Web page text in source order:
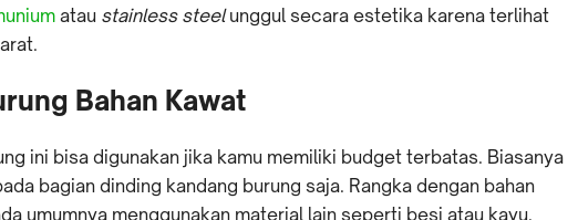
atau stainless steelunggul secara estetika karena terlihat
Bahan Kawat
ini bisa digunakan jika kamu memiliki budget terbatas. Biasanya
bagian dinding kandang burung saja. Rangka dengan bahan
umumnya menggunakan material lain seperti besi atau kayu.